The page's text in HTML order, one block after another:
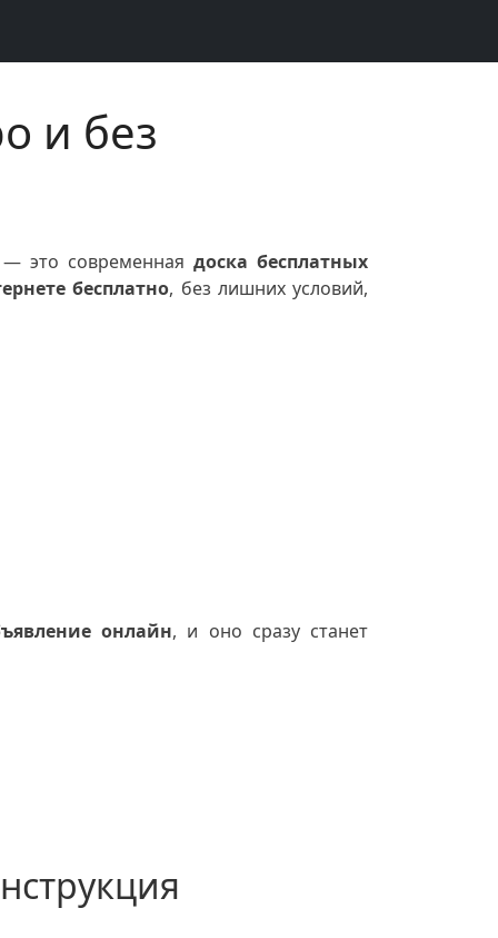
и без
это современная доска бесплатных
бесплатно, без лишних условий,
онлайн, и оно сразу станет